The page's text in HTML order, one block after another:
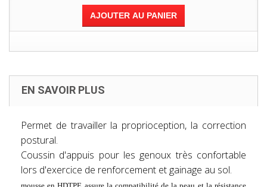
AJOUTER AU PANIER
EN SAVOIR PLUS
Permet de travailler la proprioception, la correction
postural.
Coussin d'appuis pour les genoux très confortable
lors d'exercice de renforcement et gainage au sol.